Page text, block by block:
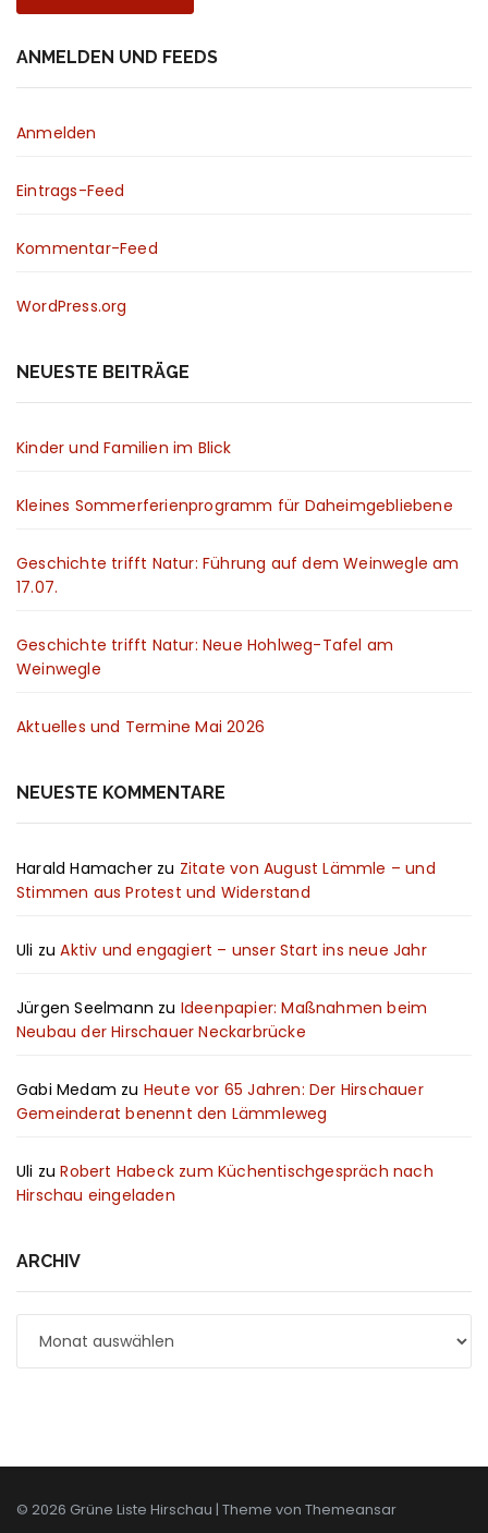
ANMELDEN UND FEEDS
Anmelden
Eintrags-Feed
Kommentar-Feed
WordPress.org
NEUESTE BEITRÄGE
Kinder und Familien im Blick
Kleines Sommerferienprogramm für Daheimgebliebene
Geschichte trifft Natur: Führung auf dem Weinwegle am
17.07.
Geschichte trifft Natur: Neue Hohlweg-Tafel am
Weinwegle
Aktuelles und Termine Mai 2026
NEUESTE KOMMENTARE
Harald Hamacher zu Zitate von August Lämmle – und
Stimmen aus Protest und Widerstand
Uli zuAktiv und engagiert – unser Start ins neue Jahr
Jürgen Seelmann zu Ideenpapier: Maßnahmen beim
Neubau der Hirschauer Neckarbrücke
Gabi Medam zu Heute vor 65 Jahren: Der Hirschauer
Gemeinderat benennt den Lämmleweg
Uli zuRobert Habeck zum Küchentischgespräch nach
Hirschau eingeladen
ARCHIV
© 2026 Grüne Liste Hirschau | Theme von Themeansar